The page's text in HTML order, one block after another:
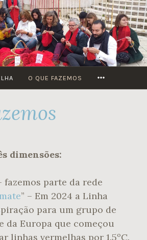
O QUE FAZEMOS
dimensões:
fazemos parte da rede
” – Em 2024 a Linha
para um grupo de
da Europa que começou
linhas vermelhas por 1.5ºC.